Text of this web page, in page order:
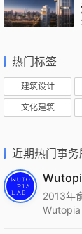
热门标签
建筑设计
文化建筑
近期热门事务
2013年
Wutopia